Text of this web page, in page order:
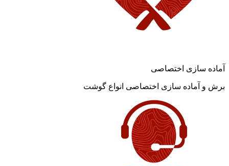
آماده سازی اختصاصی
برش و آماده سازی اختصاصی انواع گوشت